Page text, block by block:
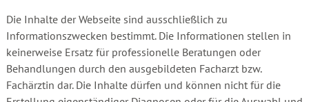
Die Inhalte der Webseite sind ausschließlich zu
Informationszwecken bestimmt. Die Informationen stellen in
keinerweise Ersatz für professionelle Beratungen oder
Behandlungen durch den ausgebildeten Facharzt bzw.
Fachärztin dar. Die Inhalte dürfen und können nicht für die